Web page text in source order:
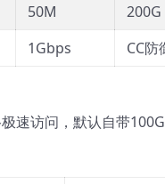
50M 200G
1Gbps CC防
速访问，默认自带